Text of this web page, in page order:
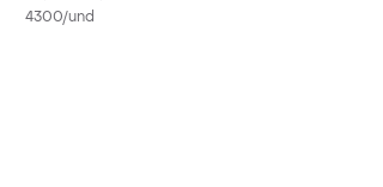
4300/und